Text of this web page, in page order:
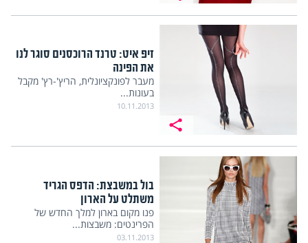
זיפ איט: טרנד הרוכסנים סוגר לנו
את הפינה
מעבר לפונקציונלית, הריץ'-רץ' מקבל
בעונות...
10.11.2013
בול במשבצת: הדפס הגריד
משתלט על הארון
פנו מקום בארון למלך החדש של
הפרינטים: משבצות...
03.11.2013